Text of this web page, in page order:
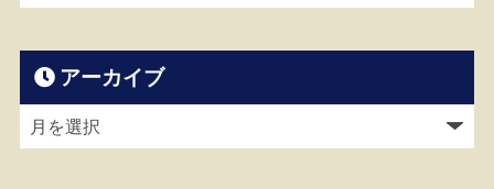
アーカイブ